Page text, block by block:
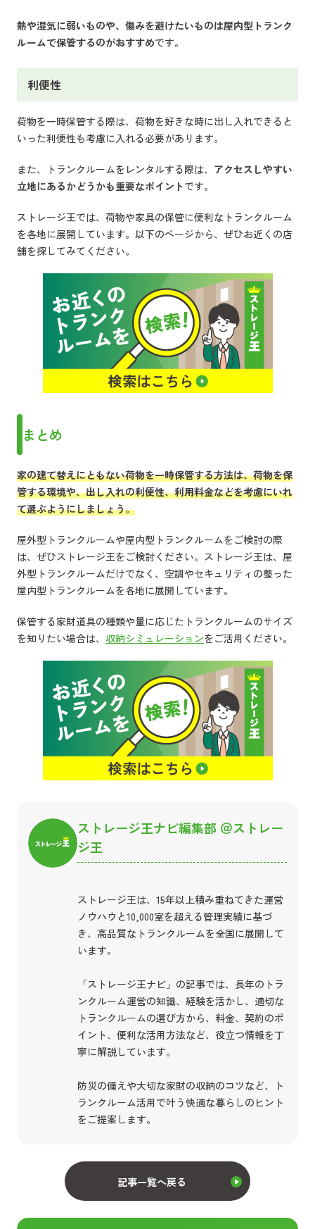
熱や湿気に弱いものや、傷みを避けたいものは屋内型トランク
ルームで保管するのがおすすめです。
利便性
荷物を一時保管する際は、荷物を好きな時に出し入れできると
いった利便性も考慮に入れる必要があります。
また、トランクルームをレンタルする際は、 アクセスしやすい
立地にあるかどうかも重要なポイントです。
ストレージ王では、荷物や家具の保管に便利なトランクルーム
を各地に展開しています。以下のページから、ぜひお近くの店
舗を探してみてください。
まとめ
家の建て替えにともない荷物を一時保管する方法は、荷物を保
管する環境や、出し入れの利便性、利用料金などを考慮にいれ
て選ぶようにしましょう。
屋外型トランクルームや屋内型トランクルームをご検討の際
は、ぜひストレージ王をご検討ください。ストレージ王は、屋
外型トランクルームだけでなく、空調やセキュリティの整った
屋内型トランクルームを各地に展開しています。
保管する家財道具の種類や量に応じたトランクルームのサイズ
を知りたい場合は、 収納シミュレーションをご活用ください。
ストレージ王ナビ編集部 ＠ストレー
ジ王
ストレージ王は、15年以上積み重ねてきた運営
ノウハウと10,000室を超える管理実績に基づ
き、高品質なトランクルームを全国に展開して
います。
「ストレージ王ナビ」の記事では、長年のトラ
ンクルーム運営の知識、経験を活かし、適切な
トランクルームの選び方から、料金、契約のポ
イント、便利な活用方法など、役立つ情報を丁
寧に解説しています。
防災の備えや大切な家財の収納のコツなど、ト
ランクルーム活用で叶う快適な暮らしのヒント
をご提案します。
記事一覧へ戻る